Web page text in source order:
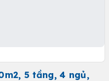
5 tầng, 4 ngủ,